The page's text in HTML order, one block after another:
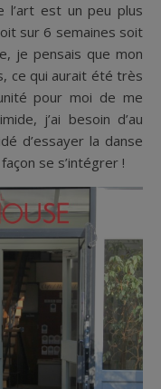
l’art est un peu plus
sur 6 semaines soit
je pensais que mon
ce qui aurait été très
pour moi de me
j’ai besoin d’au
d’essayer la danse
se s’intégrer !